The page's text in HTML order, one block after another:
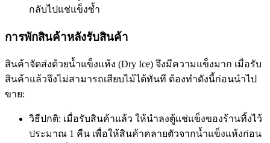
กลับไปแช่แข็งซ้ำ
การพักสินค้าหลังรับสินค้า
สินค้าจัดส่งด้วยน้ำแข็งแห้ง (Dry Ice) จึงมีความแข็งมาก เมื่อรับ
สินค้าแล้วจึงไม่สามารถเสียบไม้ได้ทันที ต้องทำดังนี้ก่อนนำไป
ขาย:
วิธีปกติ: เมื่อรับสินค้าแล้ว ให้นำลงตู้แช่แข็งของร้านทิ้งไว้
ประมาณ 1 คืน เพื่อให้สินค้าคลายตัวจากน้ำแข็งแห้งก่อน